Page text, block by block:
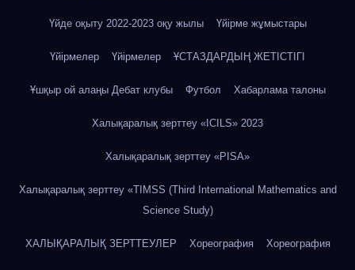
Үйде оқыту 2022-2023 оқу жылы Үйірме жұмыстары
Үйірмелер Үйірмелер ҰСТАЗДАРДЫҢ ЖЕТІСТІГІ
Ұшқыр ой алаңы Дебат клубы Футбол Хабарлама талоны
Халықаралық зерттеу «IСILS» 2023
Халықаралық зерттеу «PISA»
Халықаралық зерттеу «TIMSS (Third International Mathematics and
Science Study)
ХАЛЫҚАРАЛЫҚ ЗЕРТТЕУЛЕР Хореография Хореография